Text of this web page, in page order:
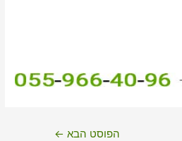
הפוסט הבא ←